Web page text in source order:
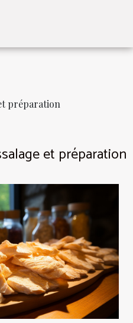
préparation
et préparation